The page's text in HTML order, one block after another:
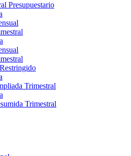
Presupuestario
Trimestral
Trimestral